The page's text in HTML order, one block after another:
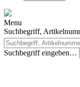
Menu
Suchbegriff,
Suchbegriff eingeben…